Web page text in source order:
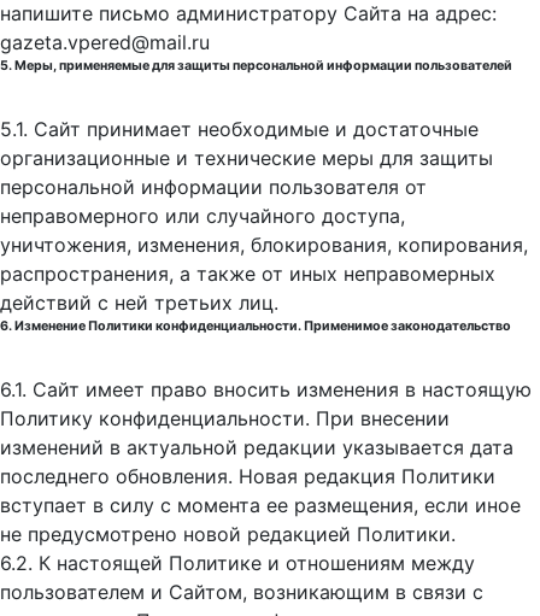
напишите письмо администратору Сайта на адрес:
gazeta.vpered@mail.ru
5. Меры, применяемые для защиты персональной информации пользователей
5.1. Сайт принимает необходимые и достаточные
организационные и технические меры для защиты
персональной информации пользователя от
неправомерного или случайного доступа,
уничтожения, изменения, блокирования, копирования,
распространения, а также от иных неправомерных
действий с ней третьих лиц.
6. Изменение Политики конфиденциальности. Применимое законодательство
6.1. Сайт имеет право вносить изменения в настоящую
Политику конфиденциальности. При внесении
изменений в актуальной редакции указывается дата
последнего обновления. Новая редакция Политики
вступает в силу с момента ее размещения, если иное
не предусмотрено новой редакцией Политики.
6.2. К настоящей Политике и отношениям между
пользователем и Сайтом, возникающим в связи с